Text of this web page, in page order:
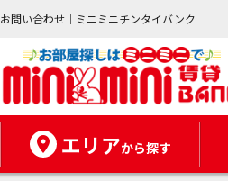
お問い合わせ｜ミニミニチンタイバンク
エリアから探す